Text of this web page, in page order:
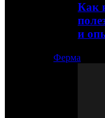
Как
и
Ферма